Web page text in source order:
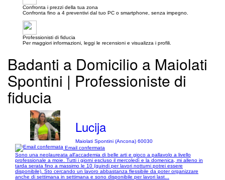
Confronta i prezzi della tua zona
Confronta fino a 4 preventivi dal tuo PC o smartphone, senza impegno.
Professionisti di fiducia
Per maggiori informazioni, leggi le recensioni e visualizza i profili.
Badanti a Domicilio a Maiolati
Spontini | Professioniste di
fiducia
Lucija
Maiolati Spontini (Ancona) 60030
Email confermata
Sono una neolaureata all'accademia di belle arti e gioco a pallavolo a livello
professionale a moie. Tutti i giorni escluso il mercoledì e la domenica, mi alleno in
tarda serata fino a massimo le 10 (quindi per lavori notturni potrei essere
disponibile). Sto cercando un lavoro abbastanza flessibile da poter organizzare
anche di settimana in settimana e sono disponibile per lavori last...